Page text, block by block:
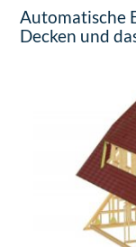
Automatische
Decken und